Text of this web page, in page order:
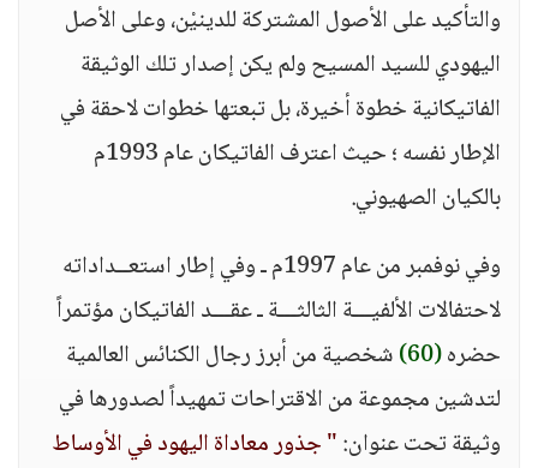
والتأكيد على الأصول المشتركة للدينيْن، وعلى الأصل
اليهودي للسيد المسيح ولم يكن إصدار تلك الوثيقة
الفاتيكانية خطوة أخيرة، بل تبعتها خطوات لاحقة في
الإطار نفسه ؛ حيث اعترف الفاتيكان عام 1993م
بالكيان الصهيوني.
وفي نوفمبر من عام 1997م ـ وفي إطار استعــداداته
لاحتفالات الألفيـــة الثالثـــة ـ عقـــد الفاتيكان مؤتمراً
حضره(60)
شخصية من أبرز رجال الكنائس العالمية
لتدشين مجموعة من الاقتراحات تمهيداً لصدورها في
وثيقة تحت عنوان:" جذور معاداة اليهود في الأوساط